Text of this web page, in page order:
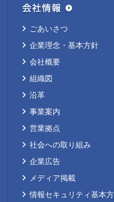
ごあいさつ
企業理念・基本方針
会社概要
組織図
沿革
事業案内
営業拠点
社会への取り組み
企業広告
メディア掲載
情報セキュリティ基本